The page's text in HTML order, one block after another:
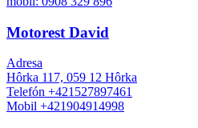
Motorest David
Adresa
Hôrka 117, 059 12 Hôrka
Telefón +421527897461
Mobil +421904914998